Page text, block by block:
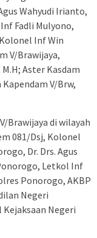
Wahyudi Irianto,
Fadli Mulyono,
Kolonel Inf Win
V/Brawijaya,
Aster Kasdam
V/Brw,
Brawijaya di wilayah
081/Dsj, Kolonel
Dr. Drs. Agus
Letkol Inf
Ponorogo, AKBP
Negeri
Kejaksaan Negeri